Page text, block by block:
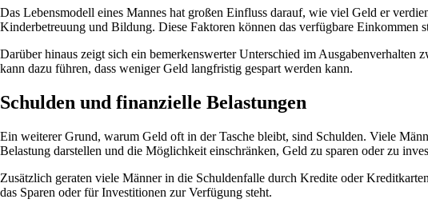
Das Lebensmodell eines Mannes hat großen Einfluss darauf, wie viel Geld er
Kinderbetreuung und Bildung. Diese Faktoren können das verfügbare Einkommen
Darüber hinaus zeigt sich ein bemerkenswerter Unterschied im
kann dazu führen, dass weniger Geld langfristig gespart werden kann.
Schulden und finanzielle Belastungen
Ein weiterer Grund, warum Geld oft in der Tasche bleibt, sind Schulden. Viele
Belastung darstellen und die Möglichkeit einschränken, Geld zu sparen oder zu
Zusätzlich geraten viele Männer in die Schuldenfalle durch Kredite oder
das Sparen oder für Investitionen zur Verfügung steht.